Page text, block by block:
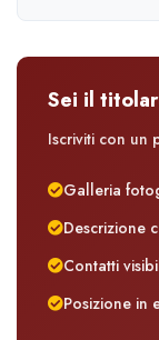
Sei il
Iscriviti con un
Galleria
Descrizione
Contatti
Posizione in